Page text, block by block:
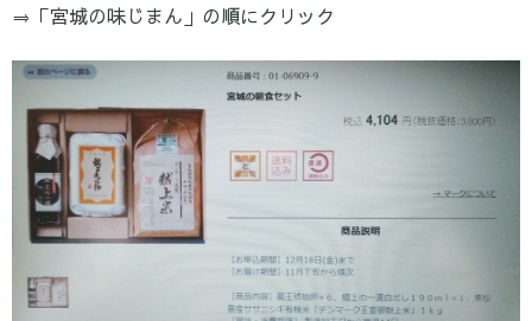
⇒「宮城の味じまん」の順にクリック